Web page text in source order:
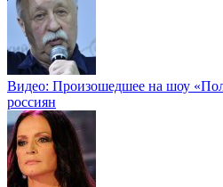
Видео: Произошедшее на шоу
россиян